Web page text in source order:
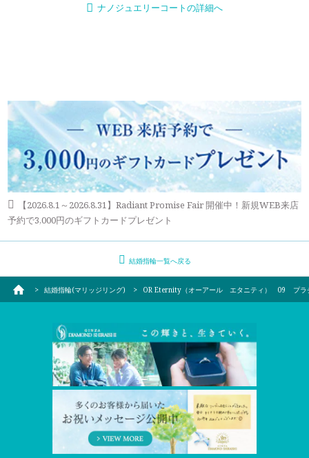
ナノジュエリーコートの詳細へ
【2026.8.1～2026.8.31】Radiant Promise Fair 開催中！新規WEB来店
予約で3,000円のギフトカードプレゼント
結婚指輪一覧へ戻る
結婚指輪(マリッジリング) OR Eternity（オーアール エタニティ） 09 プラ